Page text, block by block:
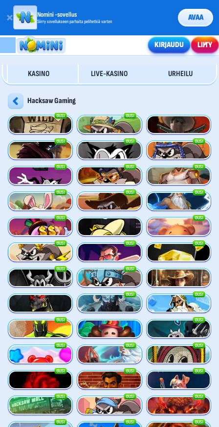
Nomini -sovellus
Siirry sovellukseen parhaita pelihetkiä varten AVAA
KIRJAUDU LIITY
KASINO LIVE-KASINO URHEILU
Hacksaw Gaming
UUSI
Le Bandit
UUSI
Le Fisherman Wanted: Dead or a Wild
UUSI
Duel at Dawn
UUSI
RIP City
UUSI
Le Pharaoh
UUSI
Hot Ross
UUSI
Le King
UUSI
Fist of Destruction
UUSI
Le Bunny
UUSI
Le Cowboy
UUSI
Ze Zeus
UUSI
Danny Dollar FRKN Bananas
UUSI
Xmas Drop
UUSI
Le Zeus
UUSI
Miami Mayhem
UUSI
The Luxe
UUSI
SixSixSix
UUSI
Le Viking 2 Wild 2 Die
Hand of Anubis
UUSI
Stormforged
UUSI
Zeus Ze Zecond
UUSI
Spinman Dork Unit
UUSI
Pray For Six
UUSI
Power Pops
UUSI
Eternal Duel
UUSI
Book Of Time
UUSI
Death Becomes You
UUSI
The Jack & Rose
UUSI
The Crime File
UUSI
Nitro Nights
UUSI
Le Hooligan
UUSI
Darkside Prairie: Magical Beast
UUSI UUSI UUSI